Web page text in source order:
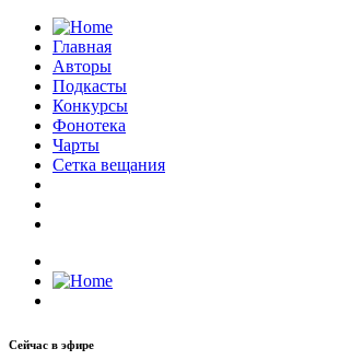
Главная
Авторы
Подкасты
Конкурсы
Фонотека
Чарты
Сетка вещания
Сейчас в эфире